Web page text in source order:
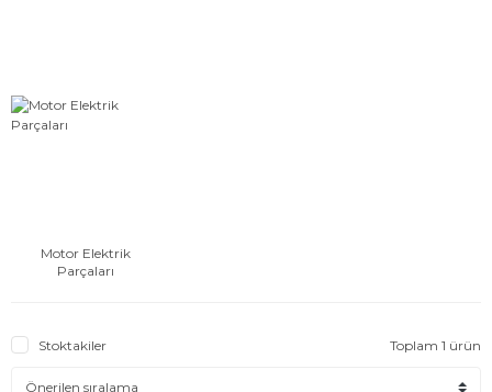
Motor Elektrik
Parçaları
Stoktakiler Toplam 1 ürün